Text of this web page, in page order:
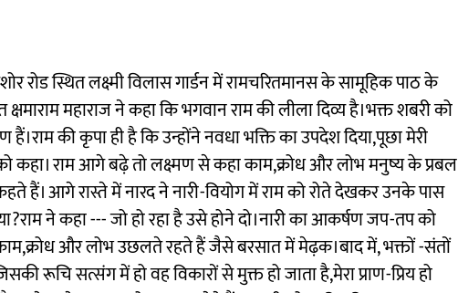
रोड स्थित लक्ष्मी विलास गार्डन में रामचरितमानस के सामूहिक पाठ के
महाराज ने कहा कि भगवान राम की लीला दिव्य है।भक्त शबरी को
की कृपा ही है कि उन्होंने नवधा भक्ति का उपदेश दिया,पूछा मेरी
कहा। राम आगे बढ़े तो लक्ष्मण से कहा काम,क्रोध और लोभ मनुष्य के प्रबल
हैं। आगे रास्ते में नारद ने नारी-वियोग में राम को रोते देखकर उनके पास
ने कहा --- जो हो रहा है उसे होने दो।नारी का आकर्षण जप-तप को
और लोभ उछलते रहते हैं जैसे बरसात में मेढ़क।बाद में, भक्तों -संतों
रूचि सत्संग में हो वह विकारों से मुक्त हो जाता है,मेरा प्राण-प्रिय हो